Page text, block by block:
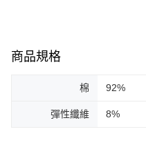
商品規格
棉 92%
彈性纖維 8%